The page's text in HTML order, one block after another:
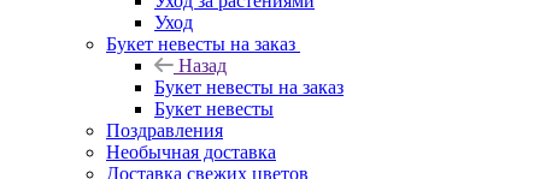
Уход
Букет невесты на заказ
Назад
Букет невесты на заказ
Букет невесты
Поздравления
Необычная доставка
Доставка свежих цветов